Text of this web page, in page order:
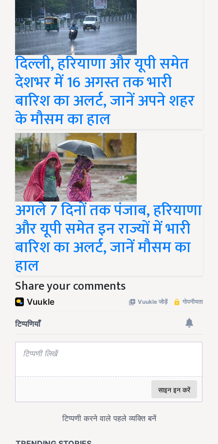
दिल्ली, हरियाणा और यूपी समेत
देशभर में 16 अगस्त तक भारी
बारिश का अलर्ट, जानें अपने शहर
के मौसम का हाल
अगले 7 दिनों तक पंजाब, हरियाणा
और यूपी समेत इन राज्यों में भारी
बारिश का अलर्ट, जानें मौसम का
हाल
Share your comments